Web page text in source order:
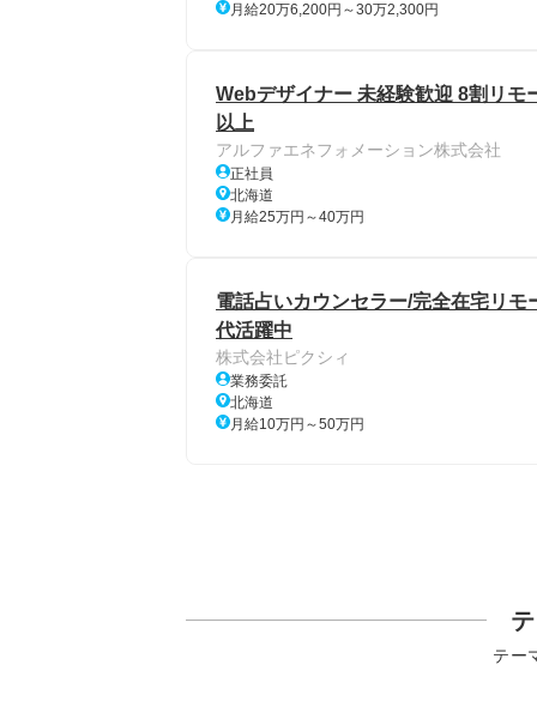
月給20万6,200円～30万2,300円
Webデザイナー 未経験歓迎 8割リモ
以上
アルファエネフォメーション株式会社
正社員
北海道
月給25万円～40万円
電話占いカウンセラー/完全在宅リ
代活躍中
株式会社ピクシィ
業務委託
北海道
月給10万円～50万円
テー